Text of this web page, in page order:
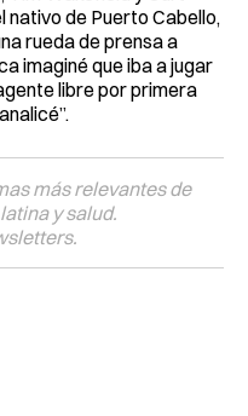
nativo de Puerto Cabello,
rueda de prensa a
imaginé que iba a jugar
libre por primera
más relevantes de
y salud.